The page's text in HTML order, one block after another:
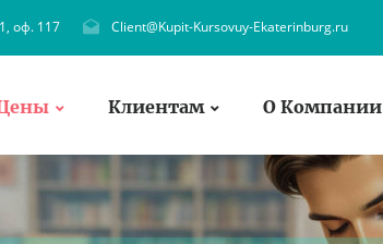
оф. 117 Client@Kupit-Kursovuy-Ekaterinburg.ru
Клиентам О Компании